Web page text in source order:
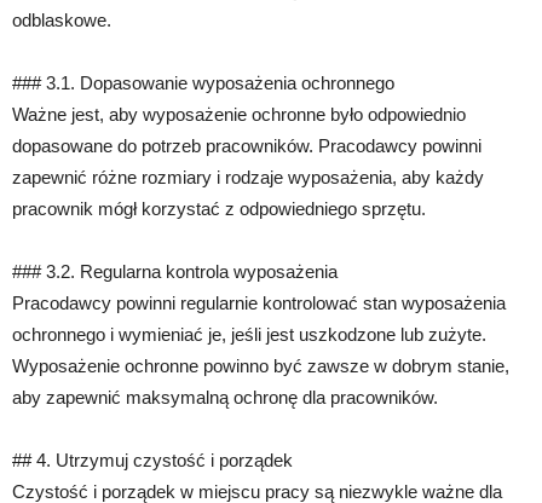
odblaskowe.
### 3.1. Dopasowanie wyposażenia ochronnego
Ważne jest, aby wyposażenie ochronne było odpowiednio
dopasowane do potrzeb pracowników. Pracodawcy powinni
zapewnić różne rozmiary i rodzaje wyposażenia, aby każdy
pracownik mógł korzystać z odpowiedniego sprzętu.
### 3.2. Regularna kontrola wyposażenia
Pracodawcy powinni regularnie kontrolować stan wyposażenia
ochronnego i wymieniać je, jeśli jest uszkodzone lub zużyte.
Wyposażenie ochronne powinno być zawsze w dobrym stanie,
aby zapewnić maksymalną ochronę dla pracowników.
## 4. Utrzymuj czystość i porządek
Czystość i porządek w miejscu pracy są niezwykle ważne dla